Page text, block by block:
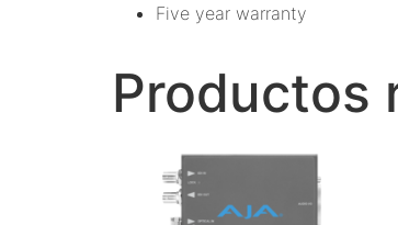
Five year warranty
Productos